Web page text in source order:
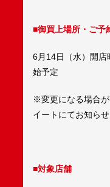
■御買上場所・ご予
6月14日（水）開店
始予定
※変更になる場合
イートにてお知らせ
■対象店舗